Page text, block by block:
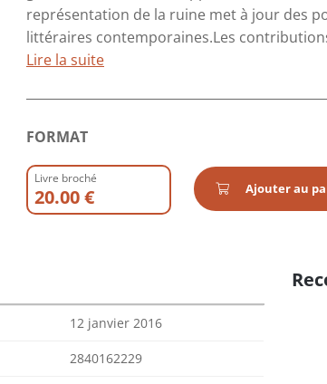
représentation de la ruine met à jour des
littéraires contemporaines.Les
Lire la suite
FORMAT
Livre broché
20.00 € Ajouter au
12 janvier 2016
2840162229